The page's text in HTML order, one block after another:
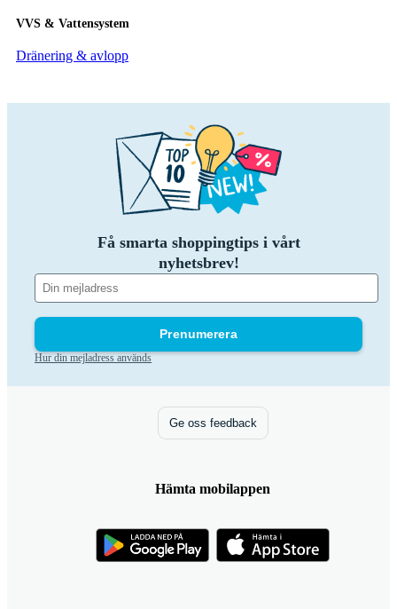
VVS & Vattensystem
Dränering & avlopp
Få smarta shoppingtips i vårt
nyhetsbrev!
Prenumerera
Hur din mejladress används
Ge oss feedback
Hämta mobilappen